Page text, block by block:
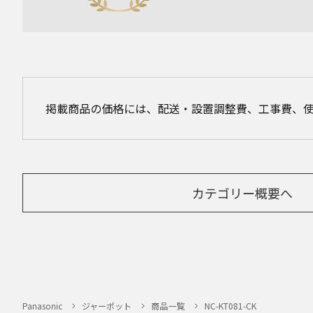
掲載商品の価格には、配送・設置調整費、工事費、
カテゴリー概要へ
Panasonic ジャーポット 商品一覧 NC-KT081-CK